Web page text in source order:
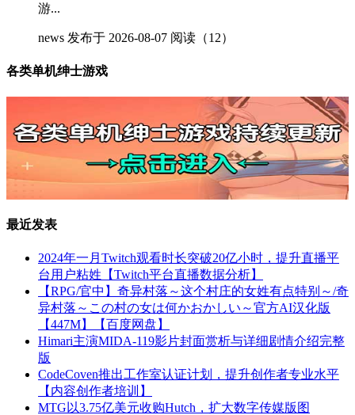
游...
news 发布于 2026-08-07 阅读（12）
各类单机绅士游戏
最近发表
2024年一月Twitch观看时长突破20亿小时，提升直播平
台用户粘姓【Twitch平台直播数据分析】
【RPG/官中】奇异村落～这个村庄的女姓有点特别～/奇
异村落～この村の女は何かおかしい～官方AI汉化版
【447M】【百度网盘】
Himari主演MIDA-119影片封面赏析与详细剧情介绍完整
版
CodeCoven推出工作室认证计划，提升创作者专业水平
【内容创作者培训】
MTG以3.75亿美元收购Hutch，扩大数字传媒版图